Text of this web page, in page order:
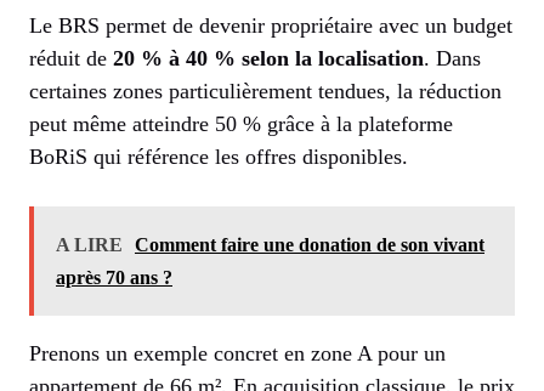
Le BRS permet de devenir propriétaire avec un budget
réduit de 20 % à 40 % selon la localisation. Dans
certaines zones particulièrement tendues, la réduction
peut même atteindre 50 % grâce à la plateforme
BoRiS qui référence les offres disponibles.
A LIRE
Comment faire une donation de son vivant
après 70 ans ?
Prenons un exemple concret en zone A pour un